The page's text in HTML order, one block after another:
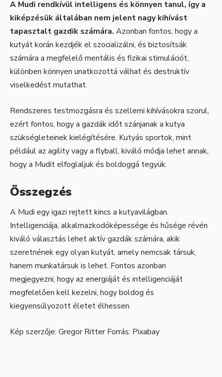
A Mudi rendkívül intelligens és könnyen tanul, így a
kiképzésük általában nem jelent nagy kihívást
tapasztalt gazdik számára. Azonban fontos, hogy a
kutyát korán kezdjék el szocializálni, és biztosítsák
számára a megfelelő mentális és fizikai stimulációt,
különben könnyen unatkozottá válhat és destruktív
viselkedést mutathat.
Rendszeres testmozgásra és szellemi kihívásokra szorul,
ezért fontos, hogy a gazdák időt szánjanak a kutya
szükségleteinek kielégítésére. Kutyás sportok, mint
például az agility vagy a flyball, kiváló módja lehet annak,
hogy a Mudit elfoglaljuk és boldoggá tegyük.
Összegzés
A Mudi egy igazi rejtett kincs a kutyavilágban.
Intelligenciája, alkalmazkodóképessége és hűsége révén
kiváló választás lehet aktív gazdák számára, akik
szeretnének egy olyan kutyát, amely nemcsak társuk,
hanem munkatársuk is lehet. Fontos azonban
megjegyezni, hogy az energiáját és intelligenciáját
megfelelően kell kezelni, hogy boldog és
kiegyensúlyozott életet élhessen.
Kép szerzője: Gregor RitterForrás: Pixabay